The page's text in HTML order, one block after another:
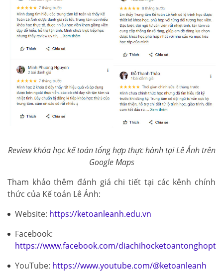
Review khóa học kế toán tổng hợp thực hành tại Lê Ánh trên
Google Maps
Tham khảo thêm đánh giá chi tiết tại các kênh chính
thức của Kế toán Lê Ánh:
Website: https://ketoanleanh.edu.vn
Facebook:
https://www.facebook.com/
YouTube: https://www.youtube.com/@ketoanleanh